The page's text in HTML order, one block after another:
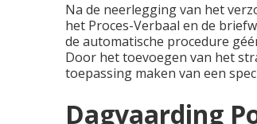
Na de neerlegging van het
het Proces-Verbaal en de
de automatische procedure
Door het toevoegen van het
toepassing maken van een
Dagvaarding